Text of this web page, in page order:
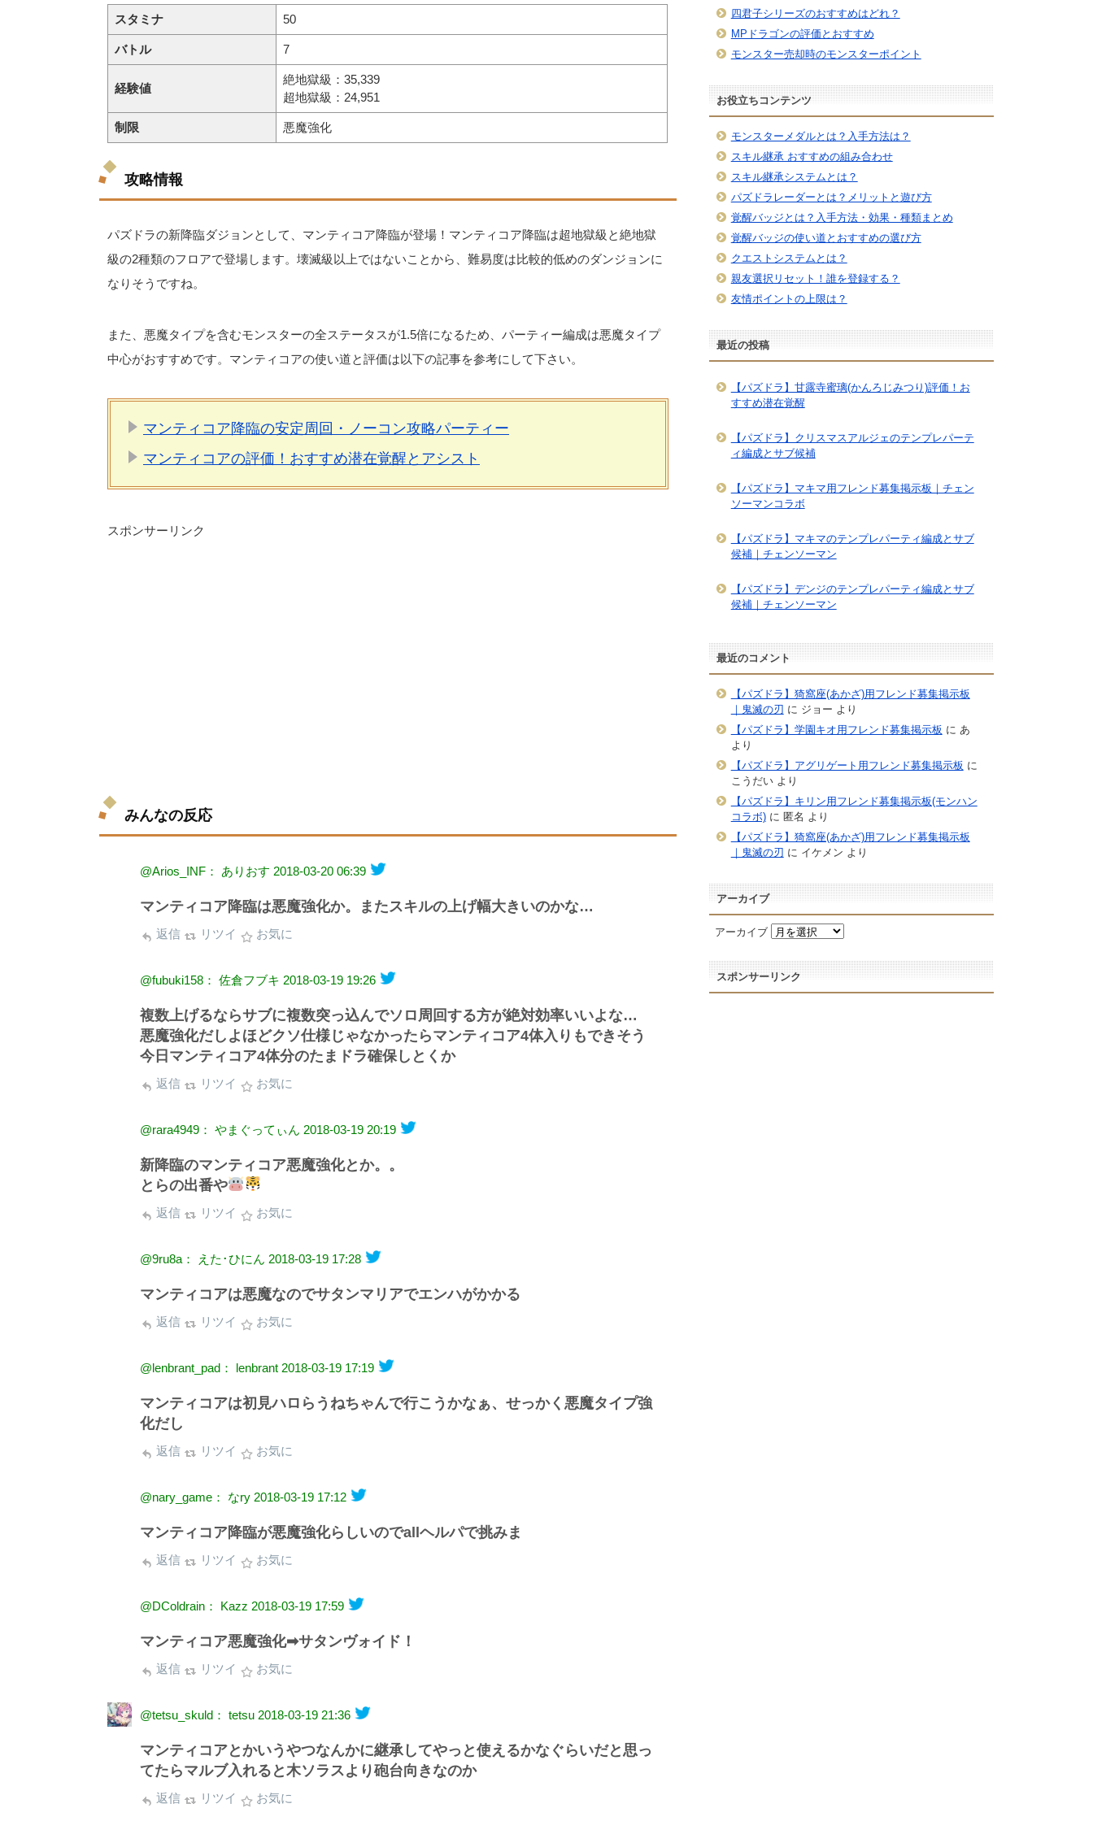
スタミナ 50
バトル 7
経験値
絶地獄級：35,339
超地獄級：24,951
制限 悪魔強化
攻略情報
パズドラの新降臨ダジョンとして、マンティコア降臨が登場！マンティコア降臨は超地獄級と絶地獄
級の2種類のフロアで登場します。壊滅級以上ではないことから、難易度は比較的低めのダンジョンに
なりそうですね。
また、悪魔タイプを含むモンスターの全ステータスが1.5倍になるため、パーティー編成は悪魔タイプ
中心がおすすめです。マンティコアの使い道と評価は以下の記事を参考にして下さい。
マンティコア降臨の安定周回・ノーコン攻略パーティー
マンティコアの評価！おすすめ潜在覚醒とアシスト
スポンサーリンク
みんなの反応
@Arios_INF： ありおす 2018-03-20 06:39
マンティコア降臨は悪魔強化か。またスキルの上げ幅大きいのかな…
返信 リツイ お気に
@fubuki158： 佐倉フブキ 2018-03-19 19:26
複数上げるならサブに複数突っ込んでソロ周回する方が絶対効率いいよな…
悪魔強化だしよほどクソ仕様じゃなかったらマンティコア4体入りもできそう
今日マンティコア4体分のたまドラ確保しとくか
返信 リツイ お気に
@rara4949： やまぐってぃん 2018-03-19 20:19
新降臨のマンティコア悪魔強化とか。。
とらの出番や
返信 リツイ お気に
@9ru8a： えた･ひにん 2018-03-19 17:28
マンティコアは悪魔なのでサタンマリアでエンハがかかる
返信 リツイ お気に
@lenbrant_pad： lenbrant 2018-03-19 17:19
マンティコアは初見ハロらうねちゃんで行こうかなぁ、せっかく悪魔タイプ強
化だし
返信 リツイ お気に
@nary_game： なry 2018-03-19 17:12
マンティコア降臨が悪魔強化らしいのでallヘルパで挑みま
返信 リツイ お気に
@DColdrain： Kazz 2018-03-19 17:59
マンティコア悪魔強化➡︎サタンヴォイド！
返信 リツイ お気に
@tetsu_skuld： tetsu 2018-03-19 21:36
マンティコアとかいうやつなんかに継承してやっと使えるかなぐらいだと思っ
てたらマルブ入れると木ソラスより砲台向きなのか
返信 リツイ お気に
四君子シリーズのおすすめはどれ？
MPドラゴンの評価とおすすめ
モンスター売却時のモンスターポイント
お役立ちコンテンツ
モンスターメダルとは？入手方法は？
スキル継承 おすすめの組み合わせ
スキル継承システムとは？
パズドラレーダーとは？メリットと遊び方
覚醒バッジとは？入手方法・効果・種類まとめ
覚醒バッジの使い道とおすすめの選び方
クエストシステムとは？
親友選択リセット！誰を登録する？
友情ポイントの上限は？
最近の投稿
【パズドラ】甘露寺蜜璃(かんろじみつり)評価！お
すすめ潜在覚醒
【パズドラ】クリスマスアルジェのテンプレパーテ
ィ編成とサブ候補
【パズドラ】マキマ用フレンド募集掲示板｜チェン
ソーマンコラボ
【パズドラ】マキマのテンプレパーティ編成とサブ
候補｜チェンソーマン
【パズドラ】デンジのテンプレパーティ編成とサブ
候補｜チェンソーマン
最近のコメント
【パズドラ】猗窩座(あかざ)用フレンド募集掲示板
｜鬼滅の刃 に ジョー より
【パズドラ】学園キオ用フレンド募集掲示板 に あ
より
【パズドラ】アグリゲート用フレンド募集掲示板 に
こうだいより
【パズドラ】キリン用フレンド募集掲示板(モンハン
コラボ)に 匿名 より
【パズドラ】猗窩座(あかざ)用フレンド募集掲示板
｜鬼滅の刃 に イケメン より
アーカイブ
アーカイブ
スポンサーリンク